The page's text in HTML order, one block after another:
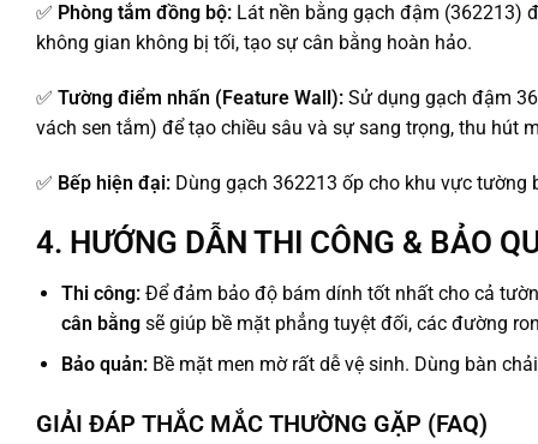
✅ Phòng tắm đồng bộ: Lát nền bằng gạch đậm (362213)
không gian không bị tối, tạo sự cân bằng hoàn hảo.
✅ Tường điểm nhấn (Feature Wall): Sử dụng gạch đậm
vách sen tắm) để tạo chiều sâu và sự sang trọng, thu hút
✅ Bếp hiện đại: Dùng gạch 362213 ốp cho khu vực tường
4. HƯỚNG DẪN THI CÔNG & BẢO
Thi công:Để đảm bảo độ bám dính tốt nhất cho cả
cân bằngsẽ giúp bề mặt phẳng tuyệt đối, các đường
Bảo quản:Bề mặt men mờ rất dễ vệ sinh. Dùng bàn
GIẢI ĐÁP THẮC MẮC THƯỜNG GẶP (FAQ)